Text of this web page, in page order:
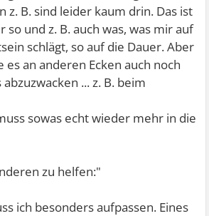
z. B. sind leider kaum drin. Das ist
so und z. B. auch was, was mir auf
schlägt, so auf die Dauer. Aber
es an anderen Ecken auch noch
... z. B. beim
sowas echt wieder mehr in die
zu helfen:"
ich besonders aufpassen. Eines